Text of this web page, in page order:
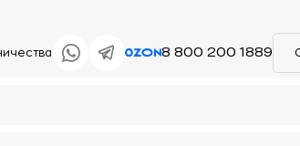
8 800 200 1889